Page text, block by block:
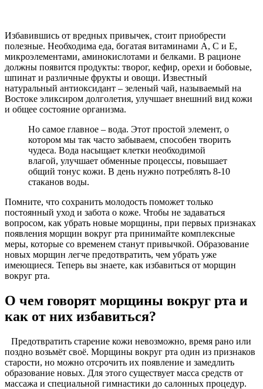
Избавившись от вредных привычек, стоит приобрести
полезные. Необходима еда, богатая витаминами А, С и Е,
микроэлементами, аминокислотами и белками. В рационе
должны появится продукты: творог, кефир, орехи и бобовые,
шпинат и различные фрукты и овощи. Известный
натуральный антиоксидант – зеленый чай, называемый на
Востоке эликсиром долголетия, улучшает внешний вид кожи
и общее состояние организма.
Но самое главное – вода. Этот простой элемент, о
котором мы так часто забываем, способен творить
чудеса. Вода насыщает клетки необходимой
влагой, улучшает обменные процессы, повышает
общий тонус кожи. В день нужно потреблять 8-10
стаканов воды.
Помните, что сохранить молодость поможет только
постоянный уход и забота о коже. Чтобы не задаваться
вопросом, как убрать новые морщины, при первых признаках
появления морщин вокруг рта принимайте комплексные
меры, которые со временем станут привычкой. Образование
новых морщин легче предотвратить, чем убрать уже
имеющиеся. Теперь вы знаете, как избавиться от морщин
вокруг рта.
О чем говорят морщины вокруг рта и
как от них избавиться?
Предотвратить старение кожи невозможно, время рано или
поздно возьмёт своё. Морщины вокруг рта один из признаков
старости, но можно отсрочить их появление и замедлить
образование новых. Для этого существует масса средств от
массажа и специальной гимнастики до салонных процедур.